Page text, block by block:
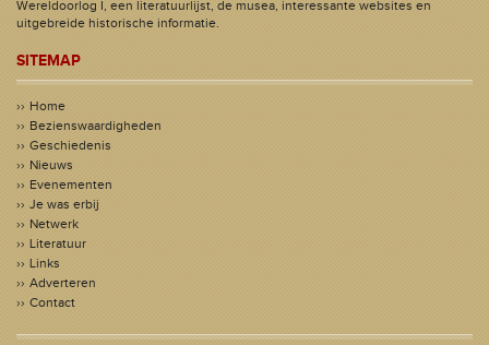
Wereldoorlog I, een literatuurlijst, de musea, interessante websites en
uitgebreide historische informatie.
SITEMAP
Home
Bezienswaardigheden
Geschiedenis
Nieuws
Evenementen
Je was erbij
Netwerk
Literatuur
Links
Adverteren
Contact